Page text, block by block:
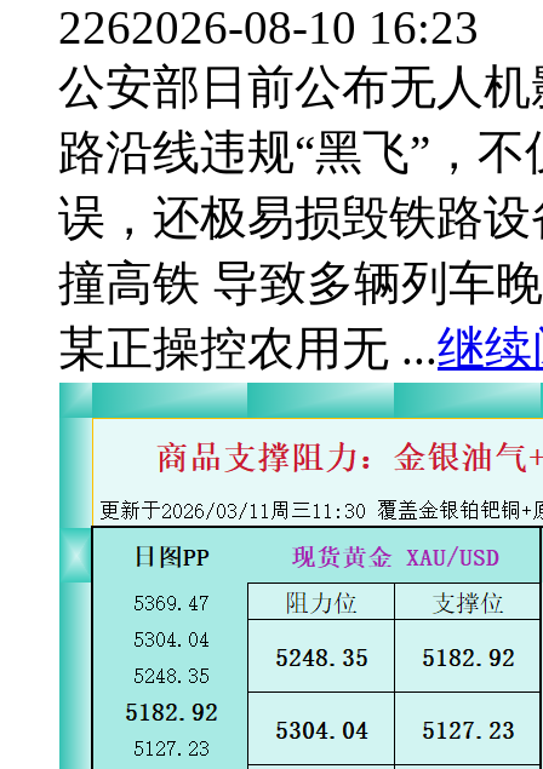
2262026-08-10 16:23
公安部日前公布无人
路沿线违规“黑飞”，
误，还极易损毁铁路
撞高铁 导致多辆列车
某正操控农用无 ...继